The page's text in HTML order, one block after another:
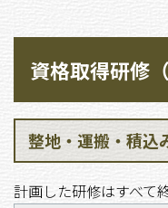
資格取得研修
整地・運搬・積込
計画した研修はすべて